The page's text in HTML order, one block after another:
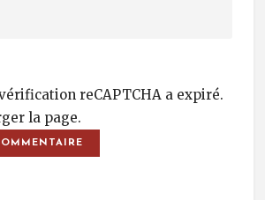
reCAPTCHA a expiré.
la page.